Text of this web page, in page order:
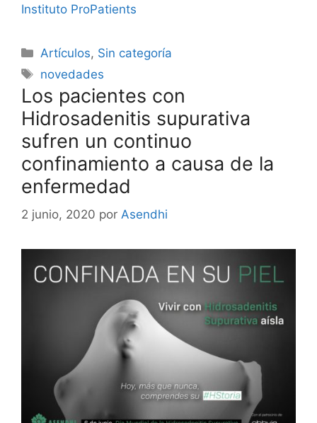
Instituto ProPatients
Categorías
Artículos, Sin categoría
Etiquetas
novedades
Los pacientes con
Hidrosadenitis supurativa
sufren un continuo
confinamiento a causa de la
enfermedad
2 junio, 2020 por Asendhi